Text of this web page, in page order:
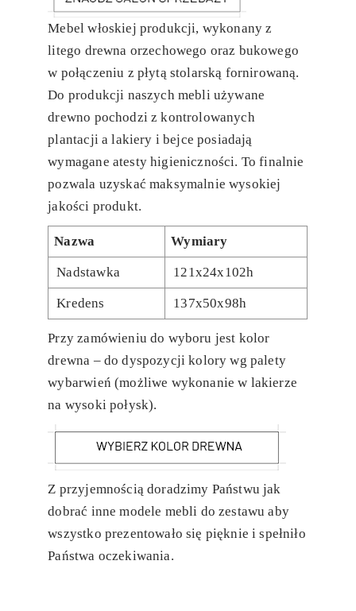
Mebel włoskiej produkcji, wykonany z
litego drewna orzechowego oraz bukowego
w połączeniu z płytą stolarską fornirowaną.
Do produkcji naszych mebli używane
drewno pochodzi z kontrolowanych
plantacji a lakiery i bejce posiadają
wymagane atesty higieniczności. To finalnie
pozwala uzyskać maksymalnie wysokiej
jakości produkt.
Nazwa Wymiary
Nadstawka 121x24x102h
Kredens 137x50x98h
Przy zamówieniu do wyboru jest kolor
drewna – do dyspozycji kolory wg palety
wybarwień (możliwe wykonanie w lakierze
na wysoki połysk).
Z przyjemnością doradzimy Państwu jak
dobrać inne modele mebli do zestawu aby
wszystko prezentowało się pięknie i spełniło
Państwa oczekiwania.